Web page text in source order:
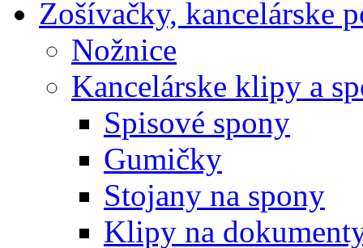
Zošívačky, kancelárske
Nožnice
Kancelárske klipy a
Spisové spony
Gumičky
Stojany na spony
Klipy na